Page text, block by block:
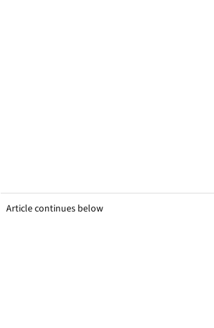
Article continues below